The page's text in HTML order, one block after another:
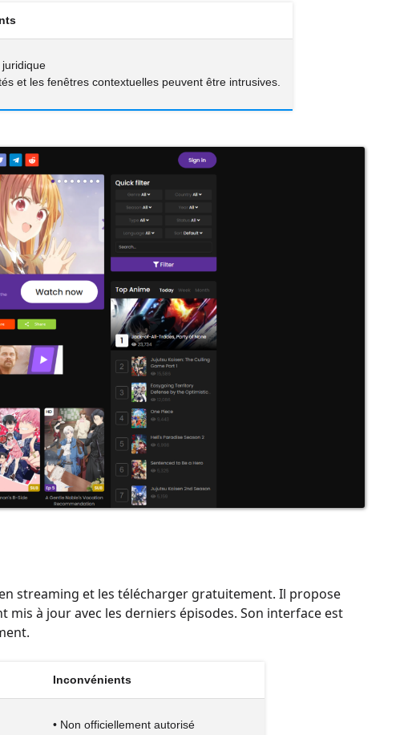
juridique
et les fenêtres contextuelles peuvent être intrusives.
streaming et les télécharger gratuitement. Il propose
à jour avec les derniers épisodes. Son interface est
Inconvénients
• Non officiellement autorisé